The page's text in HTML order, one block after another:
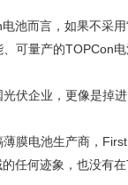
池而言，如果不采
可量产的TOPCon电
伏企业，更像是掉
膜电池生产商，
任何迹象，也没有